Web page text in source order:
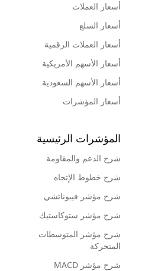
أسعار العملات
أسعار السلع
أسعار العملات الرقمية
أسعار الأسهم الأمريكية
أسعار الأسهم السعودية
أسعار المؤشرات
المؤشرات الرئيسية
شرح الدعم والمقاومة
شرح خطوط الإتجاه
شرح مؤشر فيبوناتشي
شرح مؤشر ستوكاستيك
شرح مؤشر المتوسطات
المتحركة
شرح مؤشر MACD